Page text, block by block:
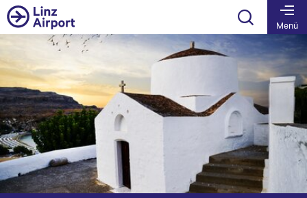
Springe zu Inhalt
Springe zur Tabelle
Springe zur Hauptnavigation
Table Of Content
Reisedestination ab Linz Airport
Beliebte Sehenswürdigkeiten
Ideale Reisezeit
Vom Linzer Flughafen aus nach Rhodos
Menü